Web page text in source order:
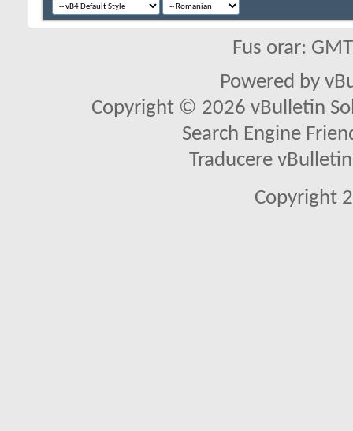
Fus orar:
Powered by
Copyright © 2026 vBulletin
Search Engine
Traducere
Copyright